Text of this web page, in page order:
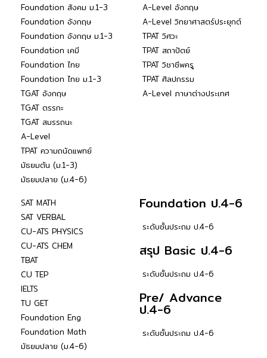
Foundation สังคม ม.1-3
Foundation อังกฤษ
Foundation อังกฤษ ม.1-3
Foundation เคมี
Foundation ไทย
Foundation ไทย ม.1-3
TGAT อังกฤษ
TGAT ตรรกะ
TGAT สมรรถนะ
A-Level
TPAT ความถนัดแพทย์
มัธยมต้น (ม.1-3)
มัธยมปลาย (ม.4-6)
A-Level อังกฤษ
A-Level วิทยาศาสตร์ประยุกต์
TPAT วิศวะ
TPAT สถาปัตย์
TPAT วิชาชีพครู
TPAT ศิลปกรรม
A-Level ภาษาต่างประเทศ
SAT MATH
SAT VERBAL
CU-ATS PHYSICS
CU-ATS CHEM
TBAT
CU TEP
IELTS
TU GET
Foundation Eng
Foundation Math
มัธยมปลาย (ม.4-6)
Foundation ป.4-6
ระดับชั้นประถม ป.4-6
สรุป Basic ป.4-6
ระดับชั้นประถม ป.4-6
Pre/ Advance
ป.4-6
ระดับชั้นประถม ป.4-6